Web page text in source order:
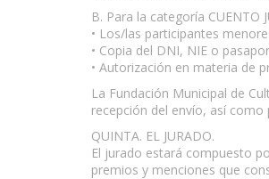
B. Para la categoría CUENTO
• Los/las participantes
• Copia del DNI, NIE o
• Autorización en materia de
La Fundación Municipal de
recepción del envío, así
QUINTA. EL JURADO.
El jurado estará compuesto
premios y menciones que